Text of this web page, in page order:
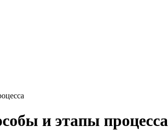
и этапы процесса